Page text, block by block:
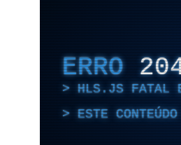
ERRO
HLS.JS FATAL
ESTE